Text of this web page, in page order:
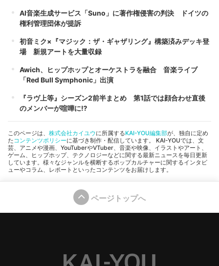
AI音楽生成サービス「Suno」に著作権侵害の判決 ドイツの
権利管理団体が提訴
初音ミク×『マジック：ザ・ギャザリング』構築済みデッキ登
場 新規アートを大量収録
Awich、ヒップホップとオーケストラを融合 音楽ライブ
「Red Bull Symphonic」出演
『ラヴ上等』シーズン2前半まとめ 第1話では顔合わせ直後
のメンバーが喧嘩に⁉︎
このページは、 株式会社カイユウに所属するKAI-YOU編集部が、独自に定め
た コンテンツポリシーに基づき制作・配信しています。 KAI-YOUでは、文
芸、アニメや漫画、YouTuberやVTuber、音楽や映像、イラストやアート、
ゲーム、ヒップホップ、テクノロジーなどに関する最新ニュースを毎日更新
しています。様々なジャンルを横断するポップカルチャーに関するインタビ
ューやコラム、レポートといったコンテンツをお届けします。
ページトップへ